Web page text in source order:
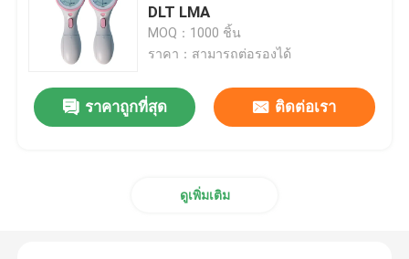
DLT LMA
MOQ：1000 ชิ้น
ราคา：สามารถต่อรองได้
ราคาถูกที่สุด ติดต่อเรา
ดูเพิ่มเติม